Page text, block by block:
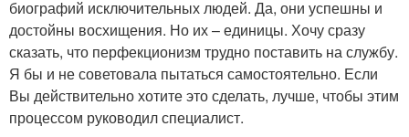
биографий исключительных людей. Да, они успешны и
достойны восхищения. Но их – единицы. Хочу сразу
сказать, что перфекционизм трудно поставить на службу.
Я бы и не советовала пытаться самостоятельно. Если
Вы действительно хотите это сделать, лучше, чтобы этим
процессом руководил специалист.